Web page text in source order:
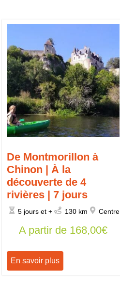
De Montmorillon à
Chinon | À la
découverte de 4
rivières | 7 jours
5 jours et + 130 km Centre
A partir de 168,00€
En savoir plus